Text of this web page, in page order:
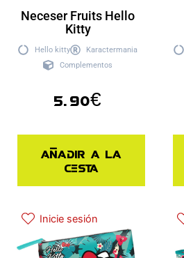
Neceser Fruits Hello
Kitty
Hello kitty
Karactermania
Complementos
5.90€
Añadir a la
cesta
Inicie sesión